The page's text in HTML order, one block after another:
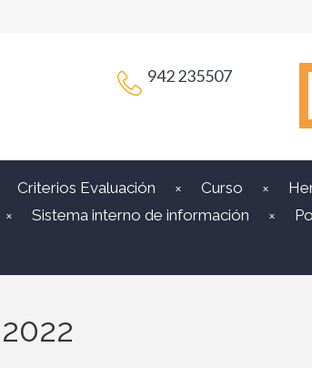
942 235507
Criterios Evaluación Curso
Sistema interno de información